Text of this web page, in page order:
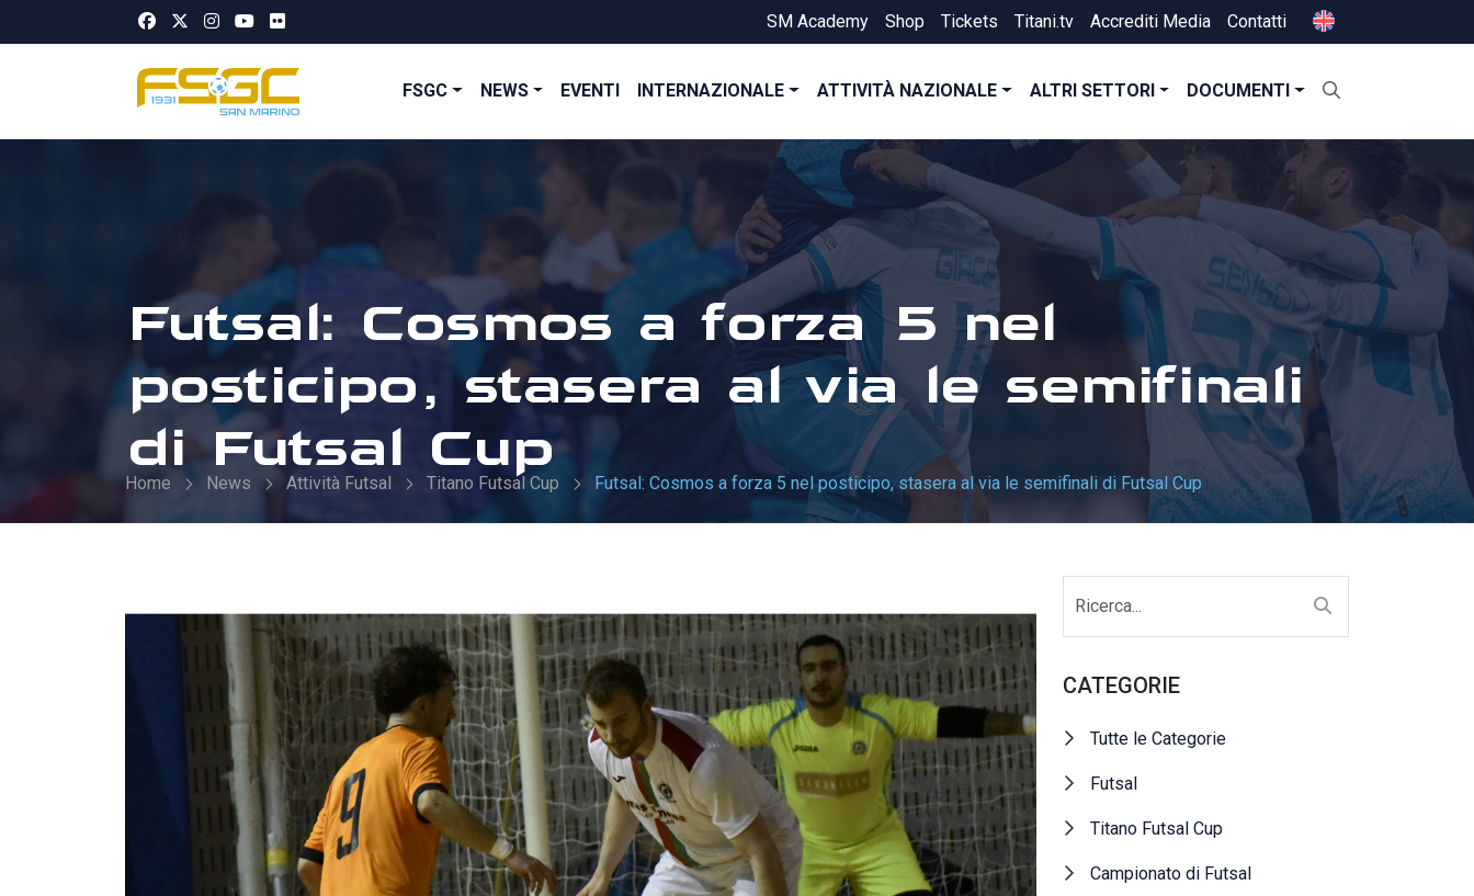
SM Academy Shop Tickets Titani.tv Accrediti Media Contatti
FSGC NEWS EVENTI INTERNAZIONALE ATTIVITÀ NAZIONALE ALTRI SETTORI DOCUMENTI
Futsal: Cosmos a forza 5 nel
posticipo, stasera al via le semifinali
di Futsal Cup
Home News Attività Futsal Titano Futsal Cup Futsal: Cosmos a forza 5 nel posticipo, stasera al via le semifinali di Futsal Cup
CATEGORIE
Tutte le Categorie
Futsal
Titano Futsal Cup
Campionato di Futsal